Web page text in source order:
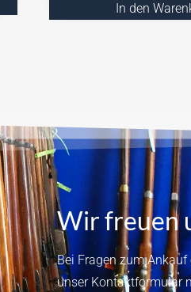
In den
Wir freuen
Bei Fragen zum
unser Kontaktformular